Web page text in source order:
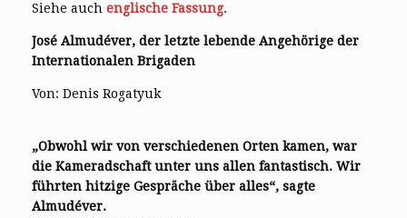
Siehe auch englische Fassung.
José Almudéver, der letzte lebende Angehörige der
Internationalen Brigaden
Von: Denis Rogatyuk
„Obwohl wir von verschiedenen Orten kamen, war
die Kameradschaft unter uns allen fantastisch. Wir
führten hitzige Gespräche über alles“, sagte
Almudéver.